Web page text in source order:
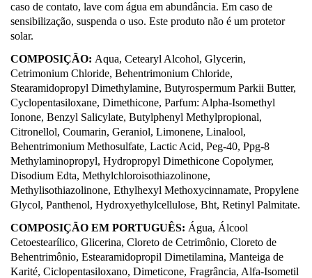
caso de contato, lave com água em abundância. Em caso de
sensibilização, suspenda o uso. Este produto não é um protetor
solar.
COMPOSIÇÃO: Aqua, Cetearyl Alcohol, Glycerin,
Cetrimonium Chloride, Behentrimonium Chloride,
Stearamidopropyl Dimethylamine, Butyrospermum Parkii Butter,
Cyclopentasiloxane, Dimethicone, Parfum: Alpha-Isomethyl
Ionone, Benzyl Salicylate, Butylphenyl Methylpropional,
Citronellol, Coumarin, Geraniol, Limonene, Linalool,
Behentrimonium Methosulfate, Lactic Acid, Peg-40, Ppg-8
Methylaminopropyl, Hydropropyl Dimethicone Copolymer,
Disodium Edta, Methylchloroisothiazolinone,
Methylisothiazolinone, Ethylhexyl Methoxycinnamate, Propylene
Glycol, Panthenol, Hydroxyethylcellulose, Bht, Retinyl Palmitate.
COMPOSIÇÃO EM PORTUGUÊS: Água, Álcool
Cetoestearílico, Glicerina, Cloreto de Cetrimônio, Cloreto de
Behentrimônio, Estearamidopropil Dimetilamina, Manteiga de
Karité, Ciclopentasiloxano, Dimeticone, Fragrância, Alfa-Isometil